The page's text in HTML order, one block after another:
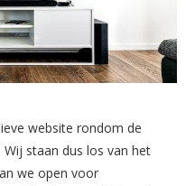
website rondom de
staan dus los van het
we open voor